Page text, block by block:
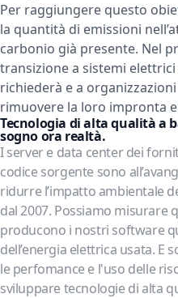
Per raggiungere questo
la quantità di emissioni
carbonio già presente. Nel
transizione a sistemi
richiederà e a
rimuovere la loro impronta
Tecnologia di alta qualità a
sogno ora realtà.
I server e data center dei
codice sorgente sono
ridurre l’impatto ambientale
dal 2007. Possiamo misurare
producono i nostri software
dell’energia elettrica usata. E
le perfomance e l'uso delle
sviluppare tecnologie di alta